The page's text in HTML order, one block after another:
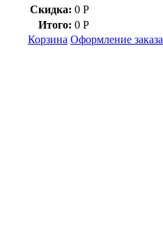
0
Скидка: 0 Р
Итого: 0 Р
Корзина Оформление заказа